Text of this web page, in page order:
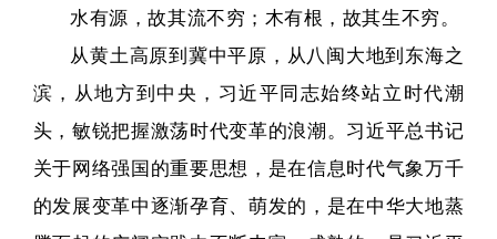
水有源，故其流不穷；木有根，故其生不穷。
从黄土高原到冀中平原，从八闽大地到东海之
滨，从地方到中央，习近平同志始终站立时代潮
头，敏锐把握激荡时代变革的浪潮。习近平总书记
关于网络强国的重要思想，是在信息时代气象万千
的发展变革中逐渐孕育、萌发的，是在中华大地蒸